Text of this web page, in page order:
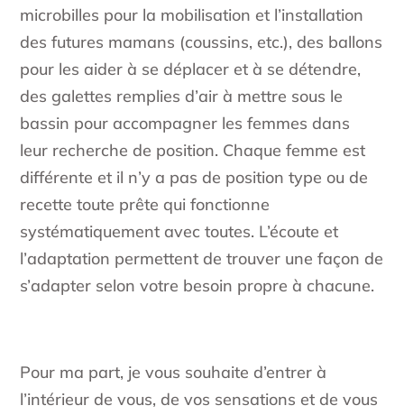
microbilles pour la mobilisation et l’installation
des futures mamans (coussins, etc.), des ballons
pour les aider à se déplacer et à se détendre,
des galettes remplies d’air à mettre sous le
bassin pour accompagner les femmes dans
leur recherche de position. Chaque femme est
différente et il n’y a pas de position type ou de
recette toute prête qui fonctionne
systématiquement avec toutes. L’écoute et
l’adaptation permettent de trouver une façon de
s’adapter selon votre besoin propre à chacune.
Pour ma part, je vous souhaite d’entrer à
l’intérieur de vous, de vos sensations et de vous